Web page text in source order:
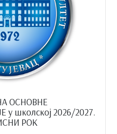
ОСНОВНЕ
школској 2026/2027.
РОК